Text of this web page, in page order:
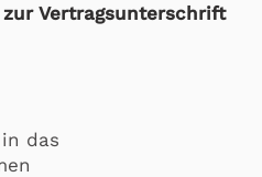
Vertragsunterschrift
das